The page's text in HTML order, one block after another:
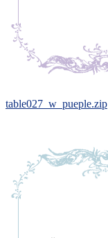
table027_w_pueple.zip